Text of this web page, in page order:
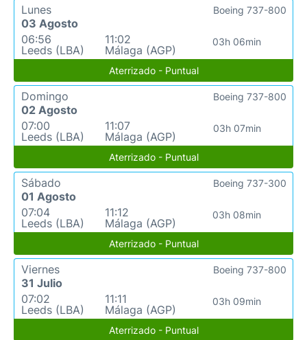
Lunes
03 Agosto
06:56
Leeds (LBA)
11:02
Málaga (AGP)
03h 06min
Boeing 737-800
Aterrizado - Puntual
Domingo
02 Agosto
07:00
Leeds (LBA)
11:07
Málaga (AGP)
03h 07min
Boeing 737-800
Aterrizado - Puntual
Sábado
01 Agosto
07:04
Leeds (LBA)
11:12
Málaga (AGP)
03h 08min
Boeing 737-300
Aterrizado - Puntual
Viernes
31 Julio
07:02
Leeds (LBA)
11:11
Málaga (AGP)
03h 09min
Boeing 737-800
Aterrizado - Puntual